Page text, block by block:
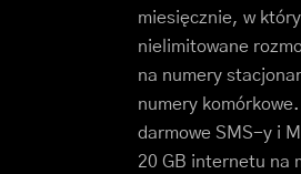
miesięcznie, w
nielimitowane
na numery
numery
darmowe SMS-y i
20 GB internetu na